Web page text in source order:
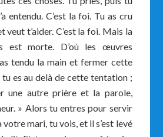
entendu. C’est la foi. Tu as cru
veut t’aider. C’est la foi. Mais la
est morte. D’où les œuvres
tendu la main et fermer cette
es au delà de cette tentation ;
une autre prière et la parole,
» Alors tu entres pour servir
mari, tu vois, et il s’est levé